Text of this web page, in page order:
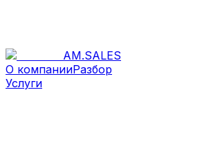
AM.SALES
О компанииРазбор
Услуги